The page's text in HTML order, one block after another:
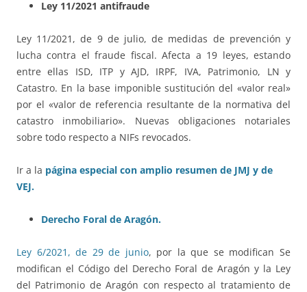
Ley 11/2021 antifraude
Ley 11/2021, de 9 de julio, de medidas de prevención y
lucha contra el fraude fiscal. Afecta a 19 leyes, estando
entre ellas ISD, ITP y AJD, IRPF, IVA, Patrimonio, LN y
Catastro. En la base imponible sustitución del «valor real»
por el «valor de referencia resultante de la normativa del
catastro inmobiliario». Nuevas obligaciones notariales
sobre todo respecto a NIFs revocados.
Ir a la página especial con amplio resumen de JMJ y de
VEJ.
Derecho Foral de Aragón.
Ley 6/2021, de 29 de junio, por la que se modifican Se
modifican el Código del Derecho Foral de Aragón y la Ley
del Patrimonio de Aragón con respecto al tratamiento de